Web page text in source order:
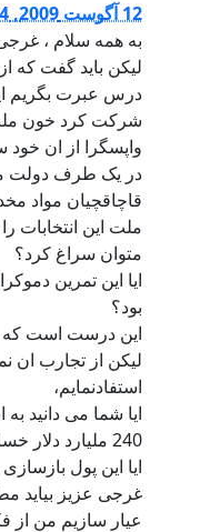
12 آگوست 2009, 14:44
به همه سلام ،
لیکن باید گفت که
درس عبرت بگریم
شرکت کرد خون ملت
واپسگرا از ان خود
در یک طرف دولت
قاچاقچیان مواد
ملت این انتخابات
متوان سراغ کرد؟
ایا این تمرین
بود؟
این درست است که
لیکن از تجارب ان
استفادنمایم،
ایا شما می دانید
240 ملیارد دلار خساره به کشور ما وارد نموده است.
ایا این پول
غرجی عزیز بیاید
عیار سازیم من از